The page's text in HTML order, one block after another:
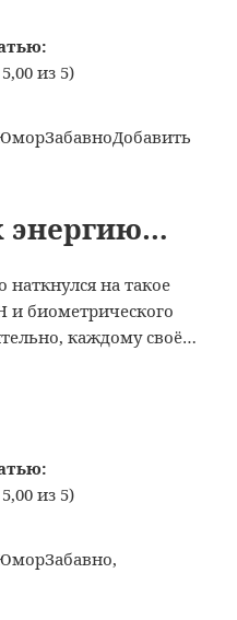
из 5)
Метки
ЗабавноДобавить
энергию…
наткнулся на такое
биометрического
каждому своё…
из 5)
Метки
Забавно,